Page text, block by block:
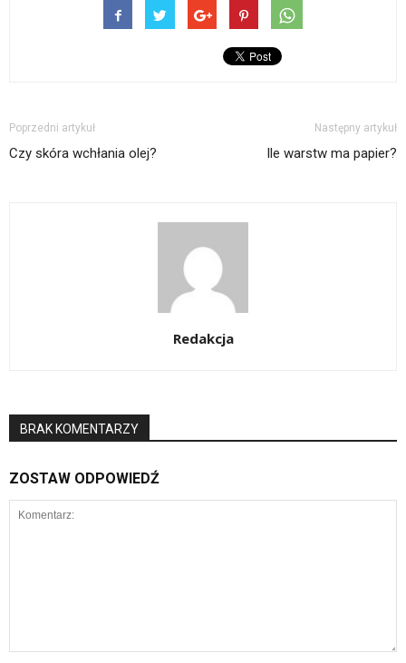
Poprzedni artykuł
Czy skóra wchłania olej?
Następny artykuł
Ile warstw ma papier?
Redakcja
BRAK KOMENTARZY
ZOSTAW ODPOWIEDŹ